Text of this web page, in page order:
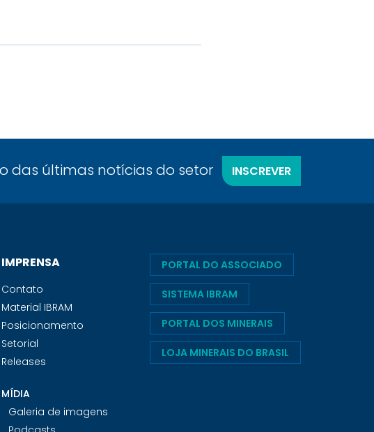
das últimas notícias do setor INSCREVER
IMPRENSA
Contato
Material IBRAM
Posicionamento
Setorial
Releases
MÍDIA
Galeria de imagens
PORTAL DO ASSOCIADO
SISTEMA IBRAM
PORTAL DOS MINERAIS
LOJA MINERAIS DO BRASIL